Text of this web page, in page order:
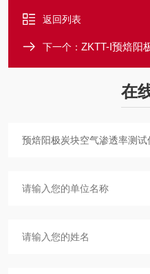
返回列表
下一个： ZKTT-I预焙阳
在